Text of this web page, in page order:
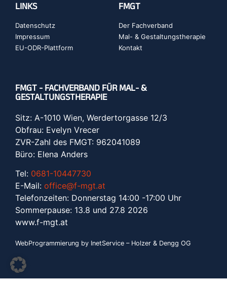
LINKS
Datenschutz
Impressum
EU-ODR-Plattform
FMGT
Der Fachverband
Mal- & Gestaltungstherapie
Kontakt
FMGT - FACHVERBAND FÜR MAL- &
GESTALTUNGSTHERAPIE
Sitz: A-1010 Wien, Werdertorgasse 12/3
Obfrau: Evelyn Vrecer
ZVR-Zahl des FMGT: 962041089
Büro: Elena Anders
Tel: 0681-10447730
E-Mail: office@f-mgt.at
Telefonzeiten: Donnerstag 14:00 -17:00 Uhr
Sommerpause: 13.8 und 27.8 2026
www.f-mgt.at
WebProgrammierung by InetService – Holzer & Dengg OG